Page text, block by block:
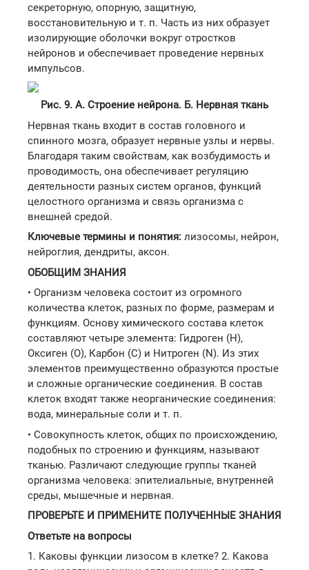
секреторную, опорную, защитную,
восстановительную и т. п. Часть из них образует
изолирующие оболочки вокруг отростков
нейронов и обеспечивает проведение нервных
импульсов.
Рис. 9. А. Строение нейрона. Б. Нервная ткань
Нервная ткань входит в состав головного и
спинного мозга, образует нервные узлы и нервы.
Благодаря таким свойствам, как возбудимость и
проводимость, она обеспечивает регуляцию
деятельности разных систем органов, функций
целостного организма и связь организма с
внешней средой.
Ключевые термины и понятия: лизосомы, нейрон,
нейроглия, дендриты, аксон.
ОБОБЩИМ ЗНАНИЯ
• Организм человека состоит из огромного
количества клеток, разных по форме, размерам и
функциям. Основу химического состава клеток
составляют четыре элемента: Гидроген (Н),
Оксиген (О), Карбон (С) и Нитроген (N). Из этих
элементов преимущественно образуются простые
и сложные органические соединения. В состав
клеток входят также неорганические соединения:
вода, минеральные соли и т. п.
• Совокупность клеток, общих по происхождению,
подобных по строению и функциям, называют
тканью. Различают следующие группы тканей
организма человека: эпителиальные, внутренней
среды, мышечные и нервная.
ПРОВЕРЬТЕ И ПРИМЕНИТЕ ПОЛУЧЕННЫЕ ЗНАНИЯ
Ответьте на вопросы
1. Каковы функции лизосом в клетке? 2. Какова